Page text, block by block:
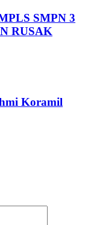
SMPN 3
RUSAK
Koramil